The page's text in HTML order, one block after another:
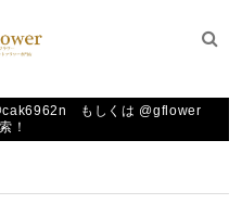
もしくは @gflower
！